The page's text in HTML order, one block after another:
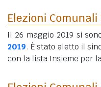
Elezioni Comunali
Il 26 maggio 2019 si
2019. È stato eletto il
con la lista Insieme per